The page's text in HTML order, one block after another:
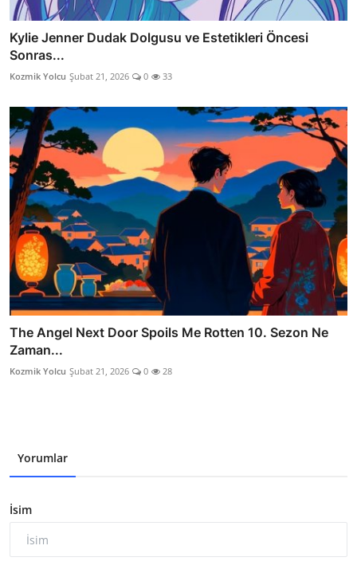
Kylie Jenner Dudak Dolgusu ve Estetikleri Öncesi
Sonras...
Kozmik Yolcu Şubat 21, 2026 0 33
The Angel Next Door Spoils Me Rotten 10. Sezon Ne
Zaman...
Kozmik Yolcu Şubat 21, 2026 0 28
Yorumlar
İsim